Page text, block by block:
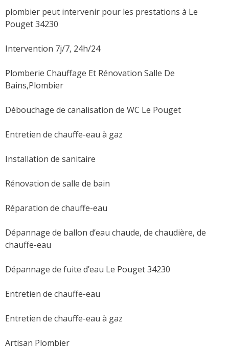
plombier peut intervenir pour les prestations à Le
Pouget 34230
Intervention 7j/7, 24h/24
Plomberie Chauffage Et Rénovation Salle De
Bains,Plombier
Débouchage de canalisation de WC Le Pouget
Entretien de chauffe-eau à gaz
Installation de sanitaire
Rénovation de salle de bain
Réparation de chauffe-eau
Dépannage de ballon d’eau chaude, de chaudière, de
chauffe-eau
Dépannage de fuite d’eau Le Pouget 34230
Entretien de chauffe-eau
Entretien de chauffe-eau à gaz
Artisan Plombier